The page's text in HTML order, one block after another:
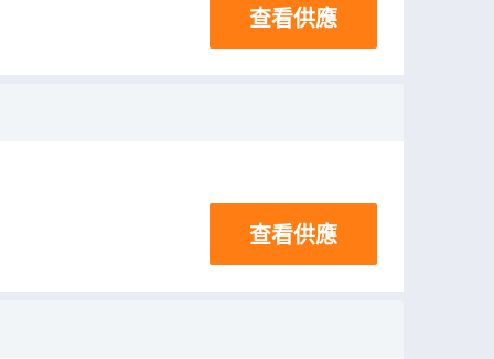
查看供應
查看供應